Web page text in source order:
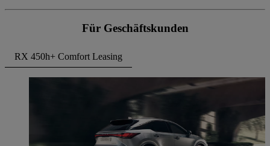
Für Geschäftskunden
RX 450h+ Comfort Leasing